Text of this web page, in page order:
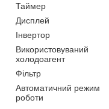
Таймер
Дисплей
Інвертор
Використовуваний
холодоагент
Фільтр
Автоматичний режим
роботи